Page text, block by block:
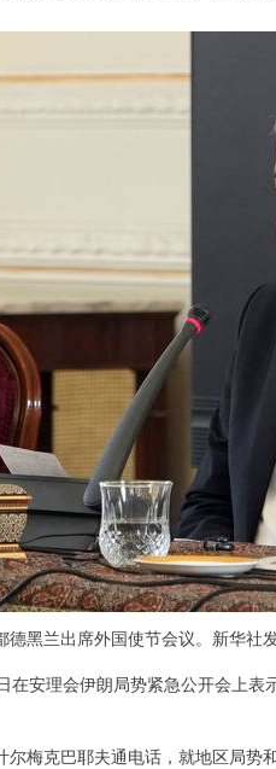
兰出席外国使节会议。新华社发
安理会伊朗局势紧急公开会上表
梅克巴耶夫通电话，就地区局势